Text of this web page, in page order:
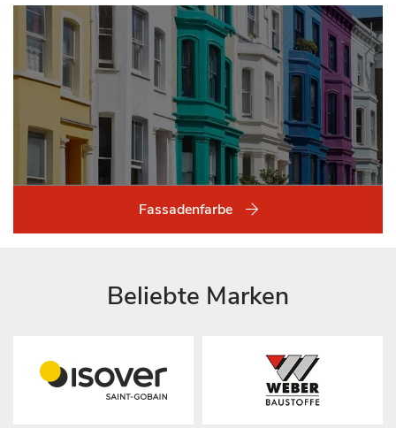
Fassadenfarbe
Beliebte Marken